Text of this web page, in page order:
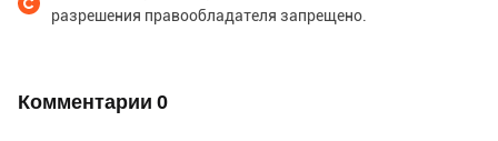
разрешения правообладателя запрещено.
Комментарии 0